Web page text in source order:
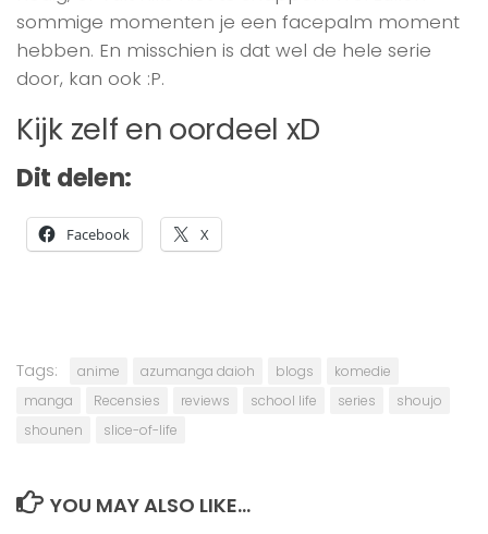
sommige momenten je een facepalm moment
hebben. En misschien is dat wel de hele serie
door, kan ook :P.
Kijk zelf en oordeel xD
Dit delen:
Facebook X
Tags: anime azumanga daioh blogs
komedie
manga
Recensies reviews school life series
shoujo
shounen
slice-of-life
YOU MAY ALSO LIKE...